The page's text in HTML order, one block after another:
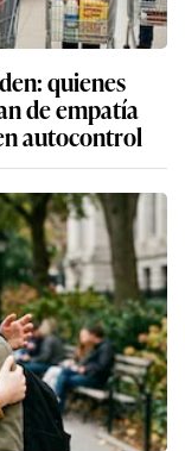
quienes
de empatía
autocontrol